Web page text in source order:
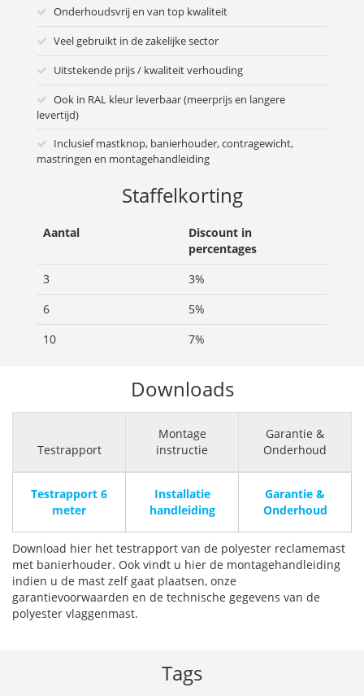
Onderhoudsvrij en van top kwaliteit
Veel gebruikt in de zakelijke sector
Uitstekende prijs / kwaliteit verhouding
Ook in RAL kleur leverbaar (meerprijs en langere
levertijd)
Inclusief mastknop, banierhouder, contragewicht,
mastringen en montagehandleiding
Staffelkorting
Aantal
Discount in
percentages
3
3%
6
5%
10
7%
Downloads
Testrapport
Montage
instructie
Garantie &
Onderhoud
Testrapport 6
meter
Installatie
handleiding
Garantie &
Onderhoud
Download hier het testrapport van de polyester reclamemast
met banierhouder. Ook vindt u hier de montagehandleiding
indien u de mast zelf gaat plaatsen, onze
garantievoorwaarden en de technische gegevens van de
polyester vlaggenmast.
Tags